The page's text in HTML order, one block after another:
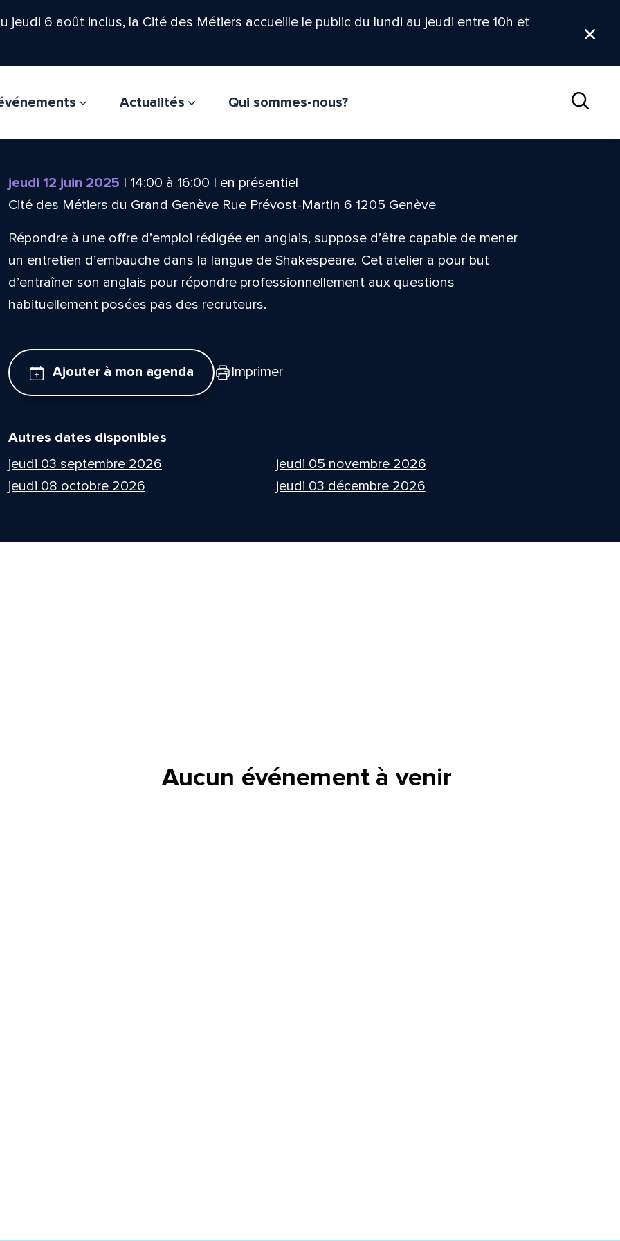
6 août inclus, la Cité des Métiers accueille le public du lundi au jeudi entre 10h et
Actualités
Qui sommes-nous?
jeudi 12 juin 2025 | 14:00 à 16:00 | en présentiel
Cité des Métiers du Grand Genève Rue Prévost-Martin 6 1205 Genève
Répondre à une offre d’emploi rédigée en anglais, suppose d’être capable de mener
un entretien d’embauche dans la langue de Shakespeare. Cet atelier a pour but
d’entraîner son anglais pour répondre professionnellement aux questions
habituellement posées pas des recruteurs.
Ajouter à mon agenda Imprimer
Autres dates disponibles
jeudi 03 septembre 2026
jeudi 08 octobre 2026
jeudi 05 novembre 2026
jeudi 03 décembre 2026
Aucun événement à venir